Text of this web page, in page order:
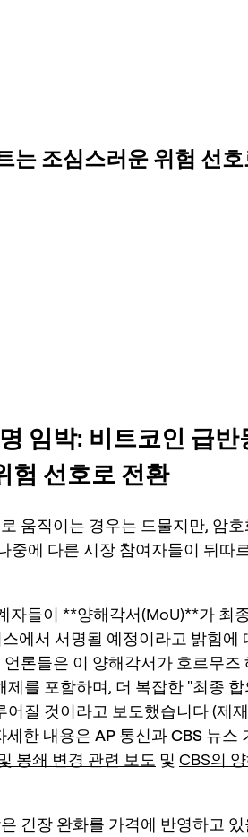
는 조심스러운 위험 선
임박: 비트코인 급반
험 선호로 전환
움직이는 경우는 드물지만, 암
중에 다른 시장 참여자들이 뒤따
자들이 **양해각서(MoU)**가 최
에서 서명될 예정이라고 밝힘에
론들은 이 양해각서가 호르무즈
제를 포함하며, 더 복잡한 "최종
어질 것이라고 보도했습니다 (제
세한 내용은 AP 통신과CBS 뉴스
봉쇄 변경 관련 보도 및 CBS의
긴장 완화를 가격에 반영하고 있